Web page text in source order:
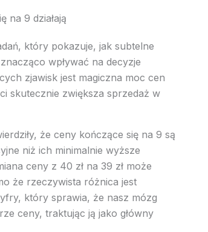
na 9 działają
który pokazuje, jak subtelne
wpływać na decyzje
zjawisk jest magiczna moc cen
skutecznie zwiększa sprzedaż w
że ceny kończące się na 9 są
niż ich minimalnie wyższe
ceny z 40 zł na 39 zł może
że rzeczywista różnica jest
który sprawia, że nasz mózg
ceny, traktując ją jako główny